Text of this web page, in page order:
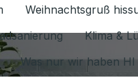
1.6.2026
Weihnachtsgruß
Klima &
Was nur wir haben HI